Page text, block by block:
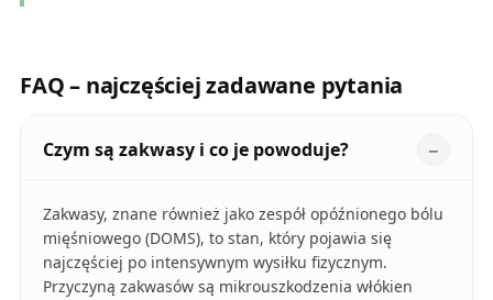
FAQ – najczęściej zadawane pytania
Czym są zakwasy i co je powoduje?
Zakwasy, znane również jako zespół opóźnionego bólu
mięśniowego (DOMS), to stan, który pojawia się
najczęściej po intensywnym wysiłku fizycznym.
Przyczyną zakwasów są mikrouszkodzenia włókien